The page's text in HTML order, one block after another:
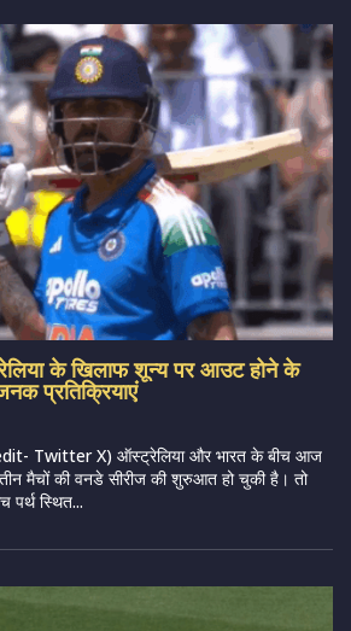
के खिलाफ शून्य पर आउट होने के
प्रतिक्रियाएं
Twitter X) ऑस्ट्रेलिया और भारत के बीच आज
मैचों की वनडे सीरीज की शुरुआत हो चुकी है। तो
पर्थ स्थित...